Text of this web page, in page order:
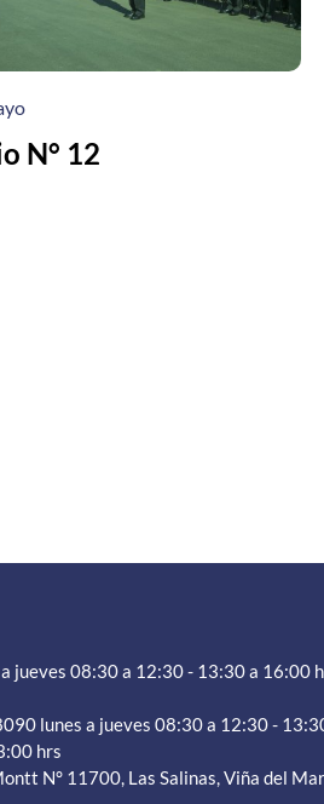
N° 12
jueves 08:30 a 12:30 - 13:30 a 16:00
lunes a jueves 08:30 a 12:30 -
hrs
N° 11700, Las Salinas, Viña del Mar